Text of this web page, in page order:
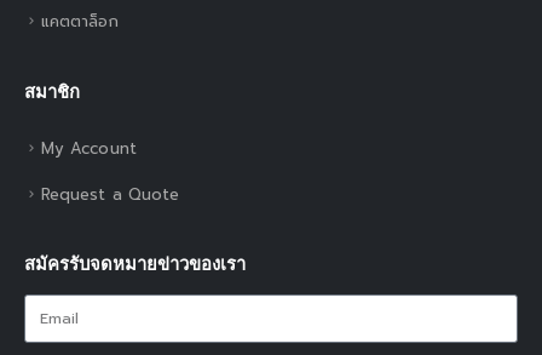
แคตตาล็อก
สมาชิก
My Account
Request a Quote
สมัครรับจดหมายข่าวของเรา